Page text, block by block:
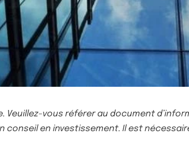
Veuillez-vous référer au document
conseil en investissement. Il est